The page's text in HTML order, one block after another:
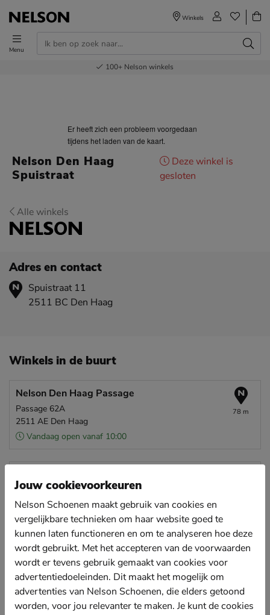
Menu
Winkels
Voor 23.00u besteld,volgende dag in huis
Gratisverzending en retour
Bestel nu,betaal later
100+ Nelson winkels
Er heeft zich een probleem voorgedaan
tijdens het laden van de kaart.
Nelson Den Haag
Spuistraat
Deze winkel is
gesloten
Alle winkels
Winkels in de buurt
Nelson Den Haag Passage
Passage 62A
2511 AE Den Haag
78 m
Vandaag open vanaf 10:00
Leyweg 709G
2545 GM Den Haag
Vandaag open vanaf 09:30
Nelson Rijswijk
Prins Johan Friso Promenade 146- 148
2284 DC Rijswijk
Vandaag open vanaf 09:30
Adres en contact
Spuistraat 11
2511 BC Den Haag
Jouw cookievoorkeuren
Nelson Schoenen maakt gebruik van cookies en
vergelijkbare technieken om haar website goed te
kunnen laten functioneren en om te analyseren hoe deze
wordt gebruikt. Met het accepteren van de voorwaarden
wordt er tevens gebruik gemaakt van cookies voor
advertentiedoeleinden. Dit maakt het mogelijk om
advertenties van Nelson Schoenen, die elders getoond
worden, voor jou relevanter te maken. Je kunt de cookies